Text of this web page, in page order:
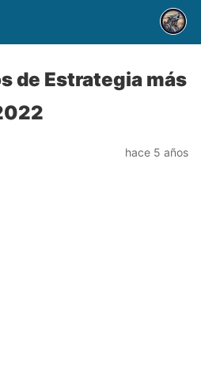
de Estrategia más
hace 5 años